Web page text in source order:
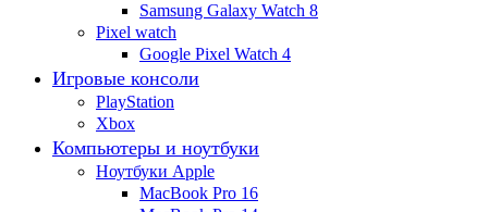
Samsung Galaxy Watch 8
Pixel watch
Google Pixel Watch 4
Игровые консоли
PlayStation
Xbox
Компьютеры и ноутбуки
Ноутбуки Apple
MacBook Pro 16